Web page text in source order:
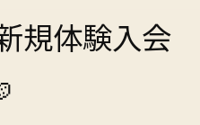
規体験入会